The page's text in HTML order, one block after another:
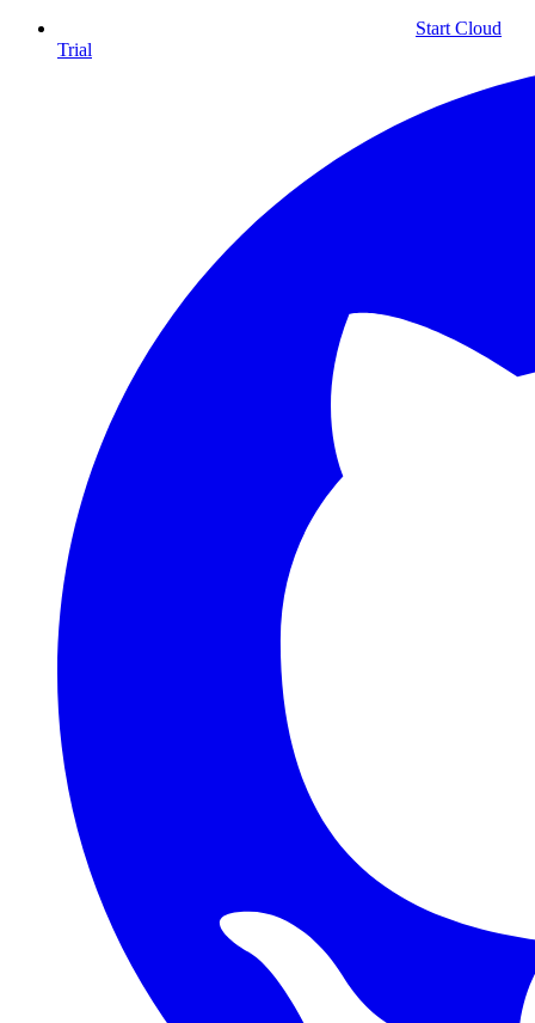
Start Cloud
Trial